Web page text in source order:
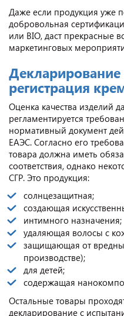
Даже если продукция уже
добровольная
или BIO, даст прекрасные
маркетинговых
Декларирование
регистрация
Оценка качества изделий
регламентируется
нормативный документ
ЕАЭС. Согласно его
товара должна иметь
соответствия, однако
СГР. Это продукция:
солнцезащитная;
создающая
интимного назначения;
удаляющая волосы с
защищающая от
производстве);
для детей;
содержащая
Остальные товары
декларирование с